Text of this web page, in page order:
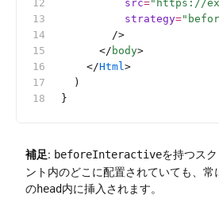
          src
="https://
          strategy
=
        />
      </
body>
    </
Html>
  )
}
補足: beforeInteractiveを持つス
ント内のどこに配置されていても、常
のhead内に挿入されます。